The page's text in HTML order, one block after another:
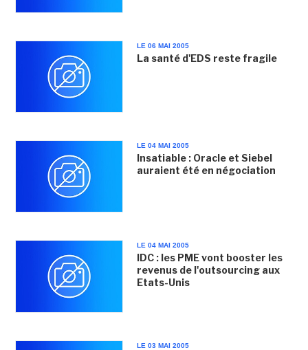
LE 06 MAI 2005
La santé d'EDS reste fragile
LE 04 MAI 2005
Insatiable : Oracle et Siebel
auraient été en négociation
LE 04 MAI 2005
IDC : les PME vont booster les
revenus de l'outsourcing aux
Etats-Unis
LE 03 MAI 2005